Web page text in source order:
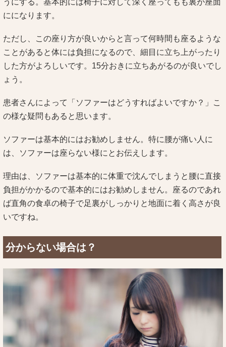
にになります。
ただし、この座り方が良いからと言って何時間も座るような
ことがあると体には負担になるので、細目に立ち上がったり
した方がよろしいです。15分おきに立ちあがるのが良いでし
ょう。
患者さんによって「ソファーはどうすればよいですか？」こ
の様な疑問もあると思います。
ソファーは基本的にはお勧めしません。特に腰が痛い人に
は、ソファーは座らない様にとお伝えします。
理由は、ソファーは基本的に体重で沈んでしまうと腰に直接
負担がかかるので基本的にはお勧めしません。座るのであれ
ば直角の食卓の椅子で足裏がしっかりと地面に着く高さが良
いですね。
分からない場合は？